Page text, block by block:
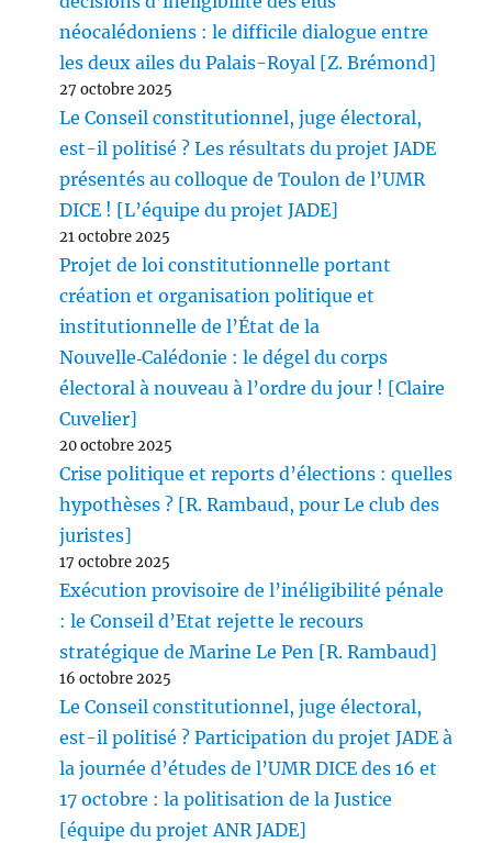
néocalédoniens : le difficile dialogue entre
les deux ailes du Palais-Royal [Z. Brémond]
27 octobre 2025
Le Conseil constitutionnel, juge électoral,
est-il politisé ? Les résultats du projet JADE
présentés au colloque de Toulon de l’UMR
DICE ! [L’équipe du projet JADE]
21 octobre 2025
Projet de loi constitutionnelle portant
création et organisation politique et
institutionnelle de l’État de la
Nouvelle‑Calédonie : le dégel du corps
électoral à nouveau à l’ordre du jour ! [Claire
Cuvelier]
20 octobre 2025
Crise politique et reports d’élections : quelles
hypothèses ? [R. Rambaud, pour Le club des
juristes]
17 octobre 2025
Exécution provisoire de l’inéligibilité pénale
: le Conseil d’Etat rejette le recours
stratégique de Marine Le Pen [R. Rambaud]
16 octobre 2025
Le Conseil constitutionnel, juge électoral,
est-il politisé ? Participation du projet JADE à
la journée d’études de l’UMR DICE des 16 et
17 octobre : la politisation de la Justice
[équipe du projet ANR JADE]